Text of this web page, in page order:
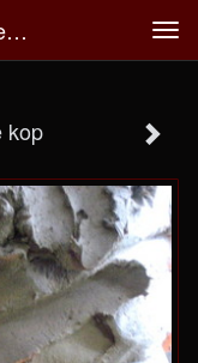
Rosa Verloop Inner Art - Snelschets Fantasie Kop
kop